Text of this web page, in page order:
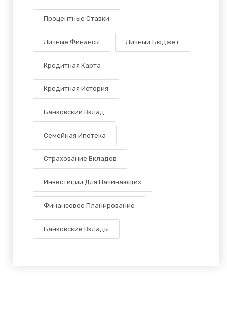
Процентные Ставки
Личные Финансы Личный Бюджет
Кредитная Карта
Кредитная История
Банковский Вклад
Семейная Ипотека
Страхование Вкладов
Инвестиции Для Начинающих
Финансовое Планирование
Банковские Вклады